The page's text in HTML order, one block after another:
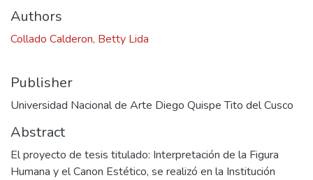
Authors
Collado Calderon, Betty Lida
Publisher
Universidad Nacional de Arte Diego Quispe Tito del Cusco
Abstract
El proyecto de tesis titulado: Interpretación de la Figura
Humana y el Canon Estético, se realizó en la Institución